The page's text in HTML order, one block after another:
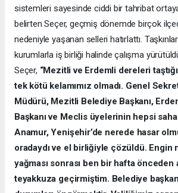
sistemleri sayesinde ciddi bir tahribat ortaya
belirten Seçer, geçmiş dönemde birçok
nedeniyle yaşanan selleri hatırlattı.
kurumlarla iş birliği halinde çalışma
Seçer, “Mezitli ve Erdemli dereleri
tek kötü kelamımız olmadı. Genel
Müdürü, Mezitli Belediye Başkanı,
Başkanı ve Meclis üyelerinin hepsi
Anamur, Yenişehir’de nerede hasar
oradaydı ve el birliğiyle çözüldü. Engin
yağması sonrası ben bir hafta önceden
teyakkuza geçirmiştim. Belediye